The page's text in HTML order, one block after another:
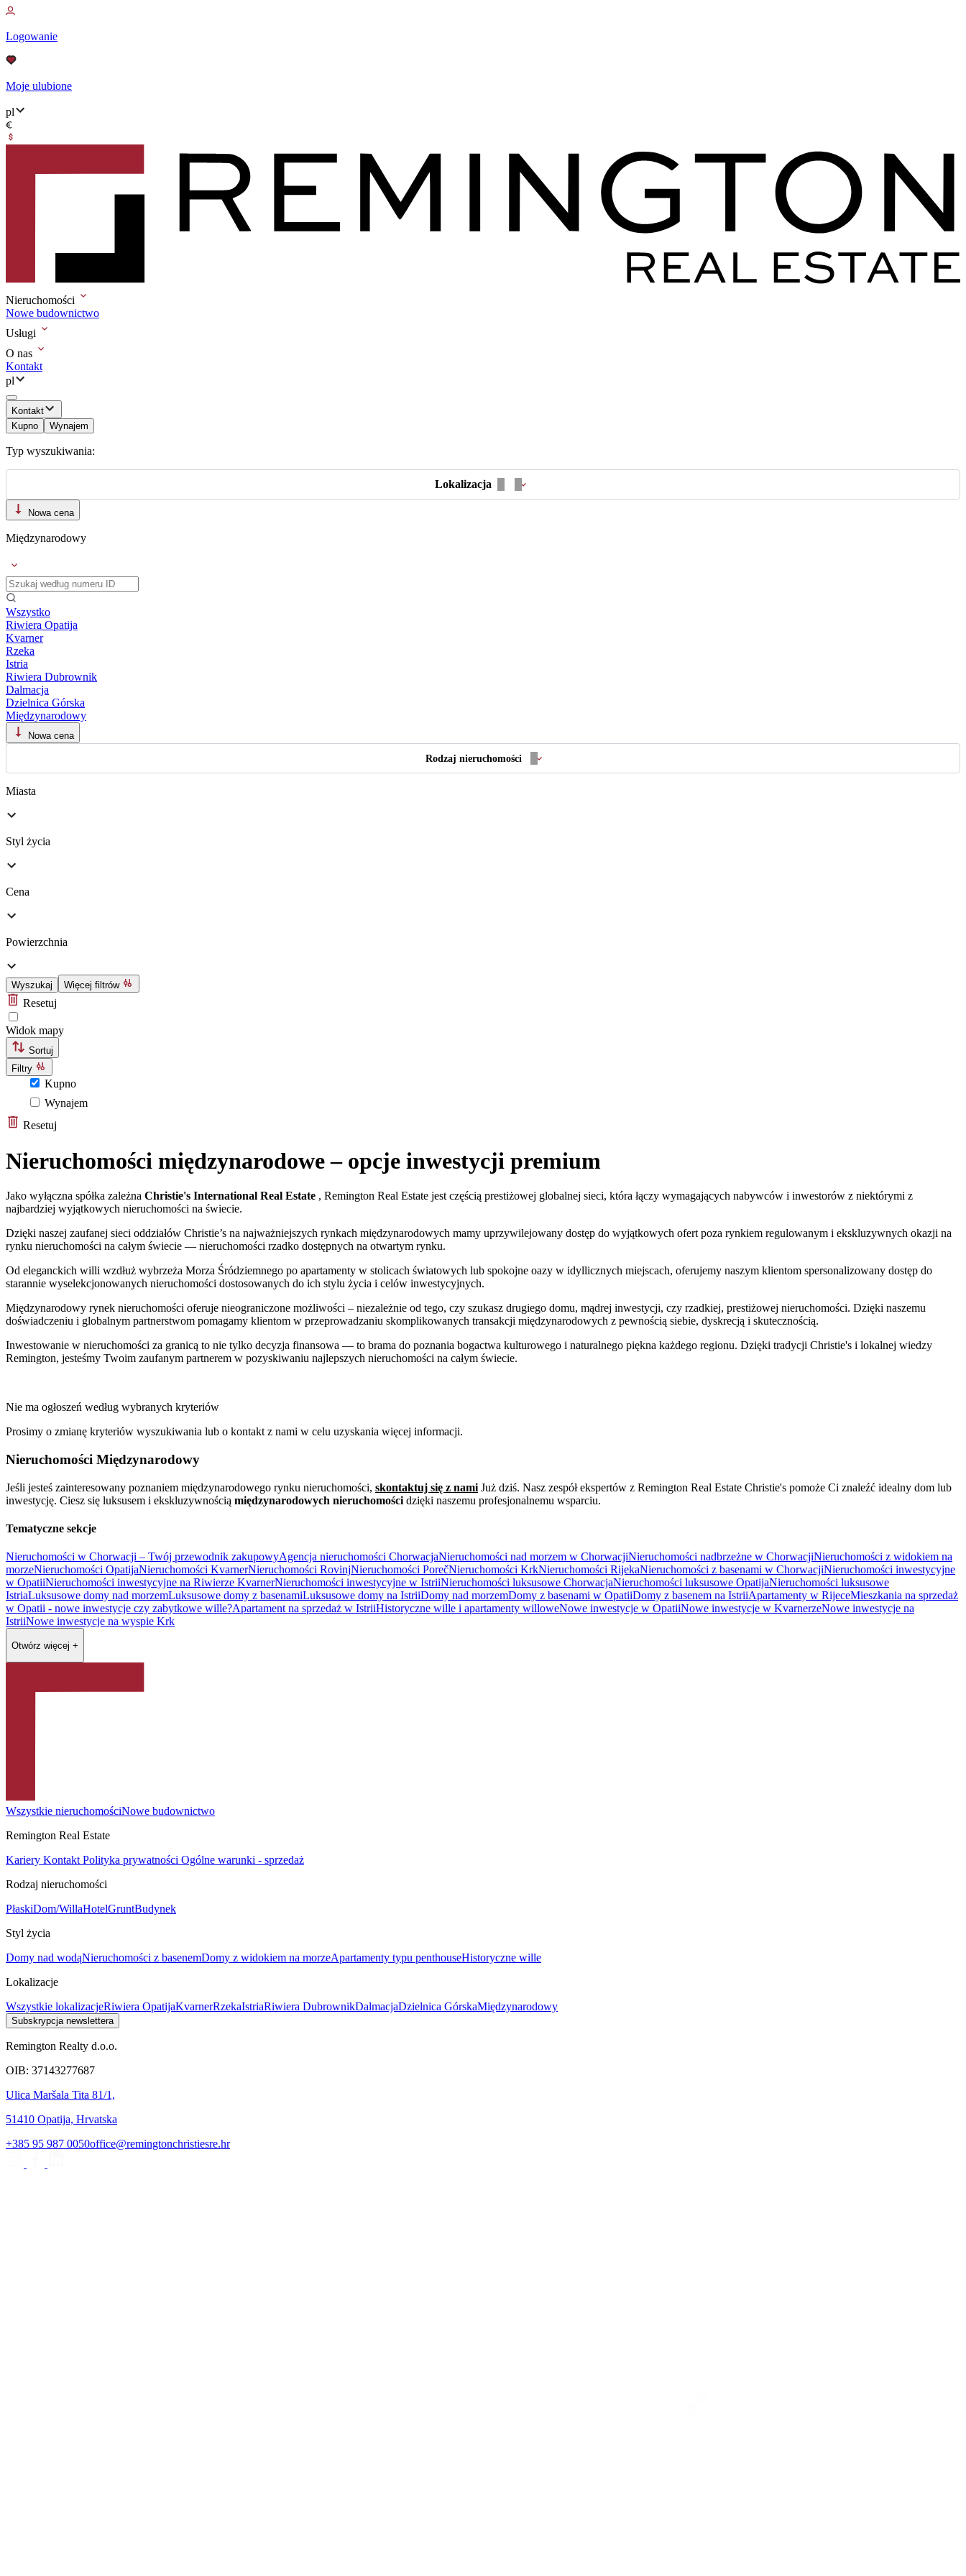
Logowanie
Moje ulubione
pl
Nieruchomości
Nowe budownictwo
Usługi
O nas
Kontakt
pl
Kontakt
Kupno
Wynajem
Typ wyszukiwania:
Lokalizacja
Nowa cena
Międzynarodowy
Wszystko
Riwiera Opatija
Kvarner
Rzeka
Istria
Riwiera Dubrownik
Dalmacja
Dzielnica Górska
Międzynarodowy
Nowa cena
Rodzaj nieruchomości
Miasta
Styl życia
Cena
Powierzchnia
Wyszukaj Więcej filtrów
Resetuj
Widok mapy
Sortuj
Filtry
Kupno
Wynajem
Resetuj
Nieruchomości międzynarodowe – opcje inwestycji premium
Jako wyłączna spółka zależna Christie's International Real Estate , Remington Real Estate jest częścią prestiżowej globalnej sieci, która łączy wymagających nabywców i inwestorów z niektórymi z
najbardziej wyjątkowych nieruchomości na świecie.
Dzięki naszej zaufanej sieci oddziałów Christie’s na najważniejszych rynkach międzynarodowych mamy uprzywilejowany dostęp do wyjątkowych ofert poza rynkiem regulowanym i ekskluzywnych okazji na
rynku nieruchomości na całym świecie — nieruchomości rzadko dostępnych na otwartym rynku.
Od eleganckich willi wzdłuż wybrzeża Morza Śródziemnego po apartamenty w stolicach światowych lub spokojne oazy w idyllicznych miejscach, oferujemy naszym klientom spersonalizowany dostęp do
starannie wyselekcjonowanych nieruchomości dostosowanych do ich stylu życia i celów inwestycyjnych.
Międzynarodowy rynek nieruchomości oferuje nieograniczone możliwości – niezależnie od tego, czy szukasz drugiego domu, mądrej inwestycji, czy rzadkiej, prestiżowej nieruchomości. Dzięki naszemu
doświadczeniu i globalnym partnerstwom pomagamy klientom w przeprowadzaniu skomplikowanych transakcji międzynarodowych z pewnością siebie, dyskrecją i skutecznością.
Inwestowanie w nieruchomości za granicą to nie tylko decyzja finansowa — to brama do poznania bogactwa kulturowego i naturalnego piękna każdego regionu. Dzięki tradycji Christie's i lokalnej wiedzy
Remington, jesteśmy Twoim zaufanym partnerem w pozyskiwaniu najlepszych nieruchomości na całym świecie.
Nie ma ogłoszeń według wybranych kryteriów
Prosimy o zmianę kryteriów wyszukiwania lub o kontakt z nami w celu uzyskania więcej informacji.
Nieruchomości Międzynarodowy
Jeśli jesteś zainteresowany poznaniem międzynarodowego rynku nieruchomości, skontaktuj się z nami Już dziś. Nasz zespół ekspertów z Remington Real Estate Christie's pomoże Ci znaleźć idealny dom lub
inwestycję. Ciesz się luksusem i ekskluzywnością międzynarodowych nieruchomości dzięki naszemu profesjonalnemu wsparciu.
Tematyczne sekcje
Nieruchomości w Chorwacji – Twój przewodnik zakupowyAgencja nieruchomości ChorwacjaNieruchomości nad morzem w ChorwacjiNieruchomości nadbrzeżne w ChorwacjiNieruchomości z widokiem na
morzeNieruchomości OpatijaNieruchomości KvarnerNieruchomości RovinjNieruchomości PorečNieruchomości KrkNieruchomości RijekaNieruchomości z basenami w ChorwacjiNieruchomości inwestycyjne
w OpatiiNieruchomości inwestycyjne na Riwierze KvarnerNieruchomości inwestycyjne w IstriiNieruchomości luksusowe ChorwacjaNieruchomości luksusowe OpatijaNieruchomości luksusowe
IstriaLuksusowe domy nad morzemLuksusowe domy z basenamiLuksusowe domy na IstriiDomy nad morzemDomy z basenami w OpatiiDomy z basenem na IstriiApartamenty w RijeceMieszkania na sprzedaż
w Opatii - nowe inwestycje czy zabytkowe wille?Apartament na sprzedaż w IstriiHistoryczne wille i apartamenty willoweNowe inwestycje w OpatiiNowe inwestycje w KvarnerzeNowe inwestycje na
IstriiNowe inwestycje na wyspie Krk
Otwórz więcej +
Wszystkie nieruchomościNowe budownictwo
Remington Real Estate
Kariery Kontakt Polityka prywatności Ogólne warunki - sprzedaż
Rodzaj nieruchomości
PłaskiDom/WillaHotelGruntBudynek
Styl życia
Domy nad wodąNieruchomości z basenemDomy z widokiem na morzeApartamenty typu penthouseHistoryczne wille
Lokalizacje
Wszystkie lokalizacjeRiwiera OpatijaKvarnerRzekaIstriaRiwiera DubrownikDalmacjaDzielnica GórskaMiędzynarodowy
Subskrypcja newslettera
Remington Realty d.o.o.
OIB: 37143277687
Ulica Maršala Tita 81/1,
51410 Opatija, Hrvatska
+385 95 987 0050office@remingtonchristiesre.hr